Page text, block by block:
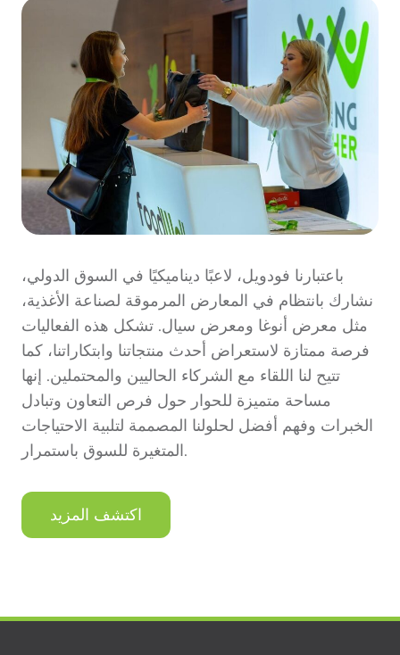
باعتبارنا فودويل، لاعبًا ديناميكيًا في السوق الدولي،
نشارك بانتظام في المعارض المرموقة لصناعة الأغذية،
مثل معرض أنوغا ومعرض سيال. تشكل هذه الفعاليات
فرصة ممتازة لاستعراض أحدث منتجاتنا وابتكاراتنا، كما
تتيح لنا اللقاء مع الشركاء الحاليين والمحتملين. إنها
مساحة متميزة للحوار حول فرص التعاون وتبادل
الخبرات وفهم أفضل لحلولنا المصممة لتلبية الاحتياجات
المتغيرة للسوق باستمرار.
اكتشف المزيد